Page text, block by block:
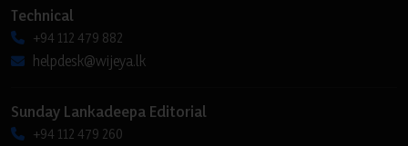
Technical
+94 112 479 882
helpdesk@wijeya.lk
Sunday Lankadeepa Editorial
+94 112 479 260